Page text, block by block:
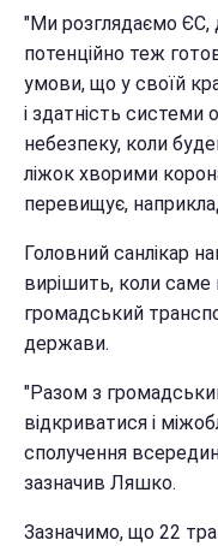
"Ми розглядаємо ЄС,
потенційно теж
умови, що у своїй
і здатність системи
небезпеку, коли
ліжок хворими
перевищує,
Головний санлікар
вирішить, коли саме
громадський
держави.
"Разом з
відкриватися і
сполучення
зазначив Ляшко.
Зазначимо, що 22